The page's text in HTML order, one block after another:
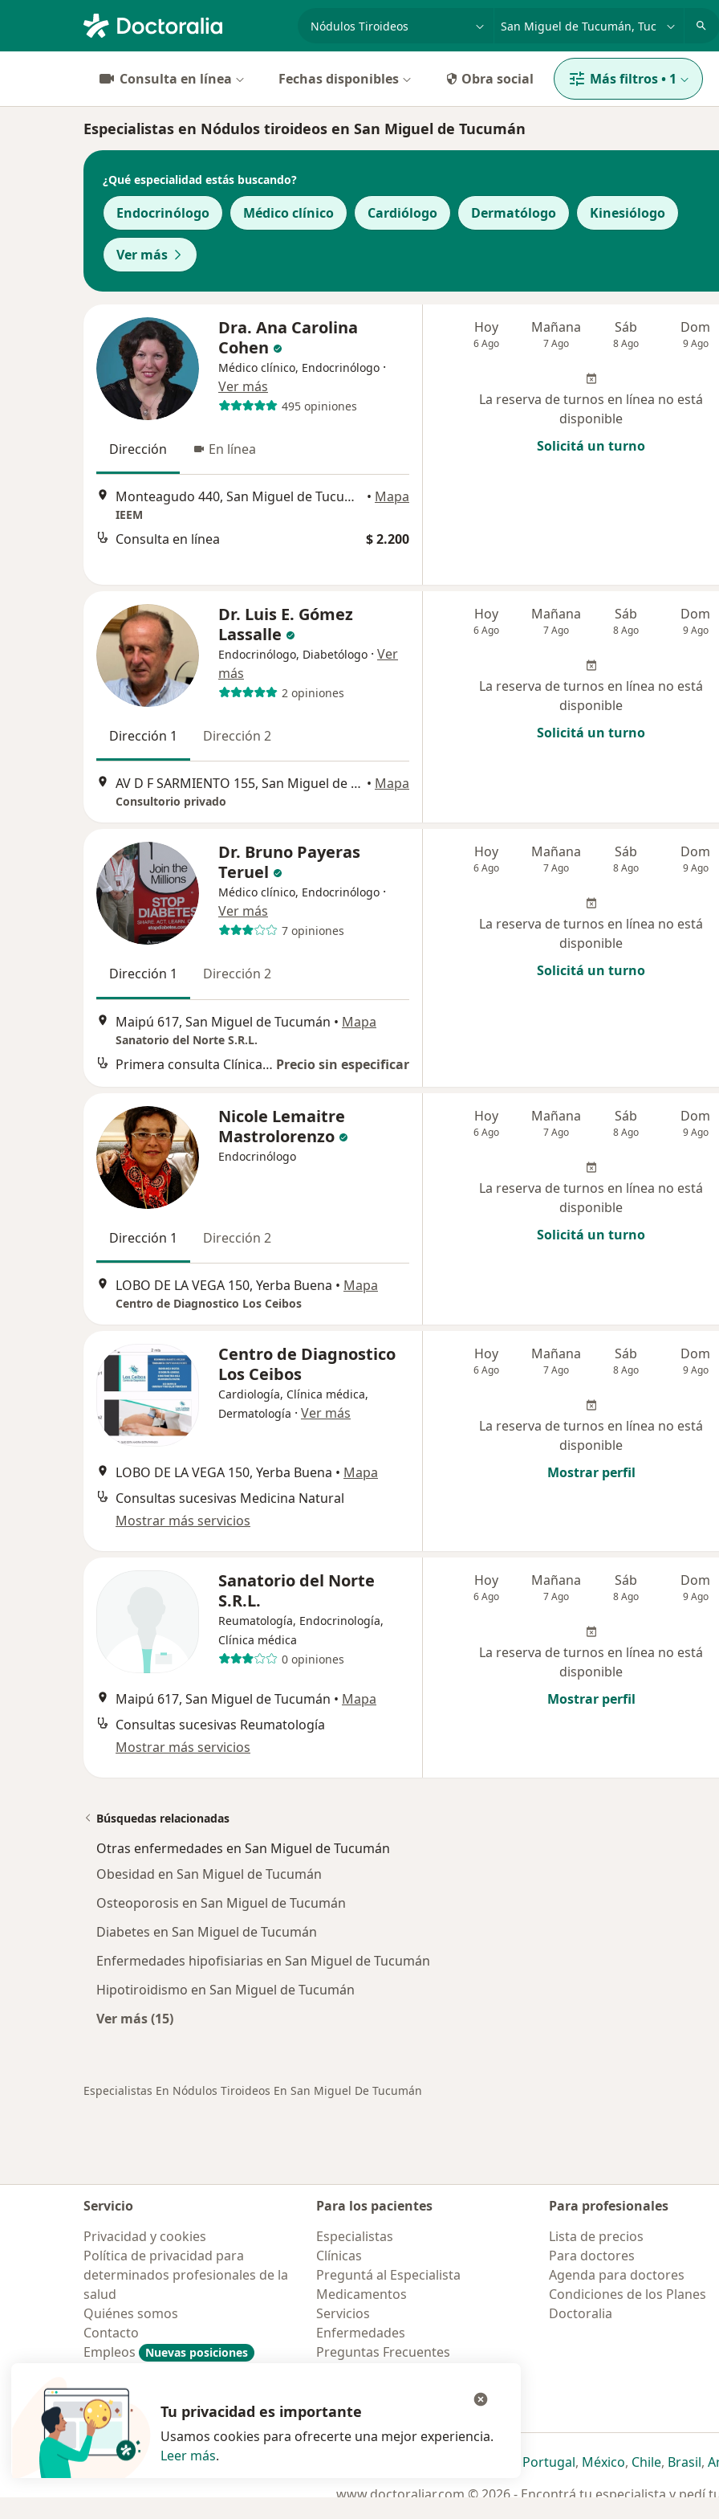
especialidad, enfermedad o nombre
Consulta en línea Fechas disponibles Obra social Más filtros• 1
Especialistas en Nódulos tiroideos en San Miguel de Tucumán
¿Qué especialidad estás buscando?
Endocrinólogo Médico clínico Cardiólogo Dermatólogo Kinesiólogo
Ver más
Dra. Ana Carolina
Cohen
Médico clínico, Endocrinólogo ·
Ver más
495 opiniones
Dirección En línea
Monteagudo 440, San Miguel de Tucumán • Mapa
IEEM
Consulta en línea $ 2.200
Hoy
6 Ago
Mañana
7 Ago
Sáb
8 Ago
Dom
9 Ago
La reserva de turnos en línea no está
disponible
Solicitá un turno
Dr. Luis E. Gómez
Lassalle
Endocrinólogo, Diabetólogo · Ver
más
2 opiniones
Dirección 1 Dirección 2
AV D F SARMIENTO 155, San Miguel de Tucumán • Mapa
Consultorio privado
Hoy
6 Ago
Mañana
7 Ago
Sáb
8 Ago
Dom
9 Ago
La reserva de turnos en línea no está
disponible
Solicitá un turno
Dr. Bruno Payeras
Teruel
Médico clínico, Endocrinólogo ·
Ver más
7 opiniones
Dirección 1 Dirección 2
Maipú 617, San Miguel de Tucumán • Mapa
Sanatorio del Norte S.R.L.
Primera consulta Clínica Médica Precio sin especificar
Hoy
6 Ago
Mañana
7 Ago
Sáb
8 Ago
Dom
9 Ago
La reserva de turnos en línea no está
disponible
Solicitá un turno
Nicole Lemaitre
Mastrolorenzo
Endocrinólogo
Dirección 1 Dirección 2
LOBO DE LA VEGA 150, Yerba Buena • Mapa
Centro de Diagnostico Los Ceibos
Hoy
6 Ago
Mañana
7 Ago
Sáb
8 Ago
Dom
9 Ago
La reserva de turnos en línea no está
disponible
Solicitá un turno
Centro de Diagnostico
Los Ceibos
Cardiología, Clínica médica,
Dermatología · Ver más
LOBO DE LA VEGA 150, Yerba Buena • Mapa
Consultas sucesivas Medicina Natural
Mostrar más servicios
Hoy
6 Ago
Mañana
7 Ago
Sáb
8 Ago
Dom
9 Ago
La reserva de turnos en línea no está
disponible
Mostrar perfil
Sanatorio del Norte
S.R.L.
Reumatología, Endocrinología,
Clínica médica
0 opiniones
Maipú 617, San Miguel de Tucumán • Mapa
Consultas sucesivas Reumatología
Mostrar más servicios
Hoy
6 Ago
Mañana
7 Ago
Sáb
8 Ago
Dom
9 Ago
La reserva de turnos en línea no está
disponible
Mostrar perfil
Búsquedas relacionadas
Otras enfermedades en San Miguel de Tucumán
Obesidad en San Miguel de Tucumán
Osteoporosis en San Miguel de Tucumán
Diabetes en San Miguel de Tucumán
Enfermedades hipofisiarias en San Miguel de Tucumán
Hipotiroidismo en San Miguel de Tucumán
Ver más (15)
Especialistas En Nódulos Tiroideos En San Miguel De Tucumán
Servicio
Privacidad y cookies
Política de privacidad para
determinados profesionales de la
salud
Quiénes somos
Contacto
Empleos
Nuevas posiciones
Contratación
Para los pacientes
Especialistas
Clínicas
Preguntá al Especialista
Medicamentos
Servicios
Enfermedades
Preguntas Frecuentes
Para profesionales
Lista de precios
Para doctores
Agenda para doctores
Condiciones de los Planes
Doctoralia
Polska se abre en una nueva pestaña
se abre en una nueva pestaña
se abre en una nueva pestaña
se abre en una nueva pestaña
Portugalse abre en una nueva
, Méxicose abre en una
, Chilese abre
, Brasilse
,
www.doctoraliar.com © 2026 - Encontrá tu especialista y pedí
Tu privacidad es importante
Usamos cookies para ofrecerte una mejor experiencia.
Leer más.